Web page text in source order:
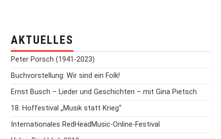
AKTUELLES
Peter Porsch (1941-2023)
Buchvorstellung: Wir sind ein Folk!
Ernst Busch – Lieder und Geschichten – mit Gina Pietsch
18. Hoffestival „Musik statt Krieg“
Internationales RedHeadMusic-Online-Festival